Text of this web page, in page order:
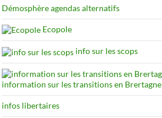
Démosphère agendas alternatifs
Ecopole
info sur les scops
information sur les transitions en Brertagne
infos libertaires